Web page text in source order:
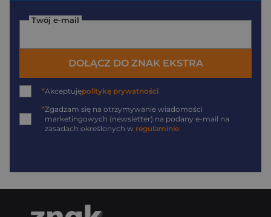
Twój e-mail
DOŁĄCZ DO ZNAK EKSTRA
*Akceptujępolitykę prywatności
*Zgadzam się na otrzymywanie wiadomości
marketingowych (newsletter) na podany e-mail na
zasadach określonych w regulaminie